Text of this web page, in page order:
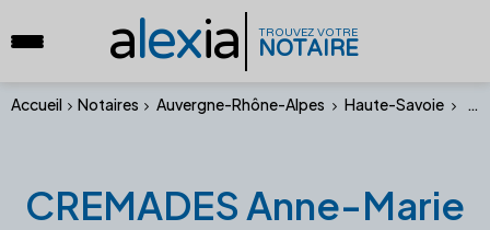
alexia TROUVEZ VOTRE
NOTAIRE
Accueil Notaires Auvergne-Rhône-Alpes Haute-Savoie
CREMADES Anne-Marie